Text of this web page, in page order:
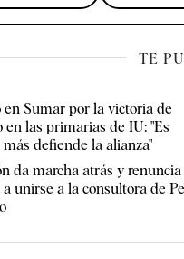
TE
Sumar por la victoria de
en las primarias de IU: "Es
defiende la alianza"
da marcha atrás y renuncia
a unirse a la consultora de